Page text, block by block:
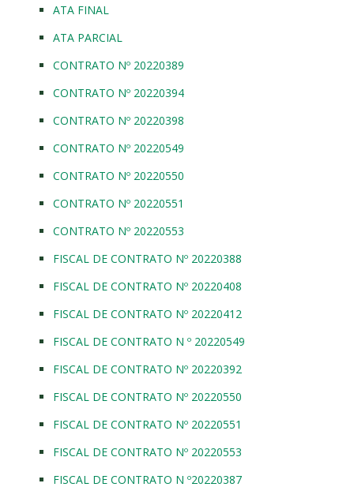
ATA FINAL
ATA PARCIAL
CONTRATO Nº 20220389
CONTRATO Nº 20220394
CONTRATO Nº 20220398
CONTRATO Nº 20220549
CONTRATO Nº 20220550
CONTRATO Nº 20220551
CONTRATO Nº 20220553
FISCAL DE CONTRATO Nº 20220388
FISCAL DE CONTRATO Nº 20220408
FISCAL DE CONTRATO Nº 20220412
FISCAL DE CONTRATO N º 20220549
FISCAL DE CONTRATO Nº 20220392
FISCAL DE CONTRATO Nº 20220550
FISCAL DE CONTRATO Nº 20220551
FISCAL DE CONTRATO Nº 20220553
FISCAL DE CONTRATO N º20220387